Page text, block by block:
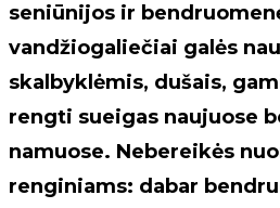
seniūnijos ir
vandžiogaliečiai galės
skalbyklėmis, dušais,
rengti sueigas naujuose
namuose. Nebereikės
renginiams: dabar